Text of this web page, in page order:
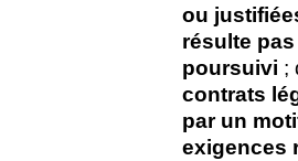
ou
résulte
poursuivi ;
contrats
par un
exigences